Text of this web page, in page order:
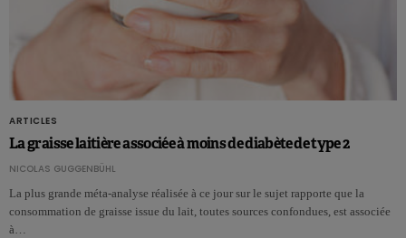
ARTICLES
La graisse laitière associée à moins de diabète de type 2
NICOLAS GUGGENBÜHL
La plus grande méta-analyse réalisée à ce jour sur le sujet rapporte que la
consommation de graisse issue du lait, toutes sources confondues, est associée
à…